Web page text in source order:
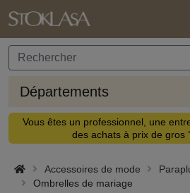
Départements
Vous êtes un professionnel, une
des achats à prix de gros
Accessoires de mode
Ombrelles de mariage